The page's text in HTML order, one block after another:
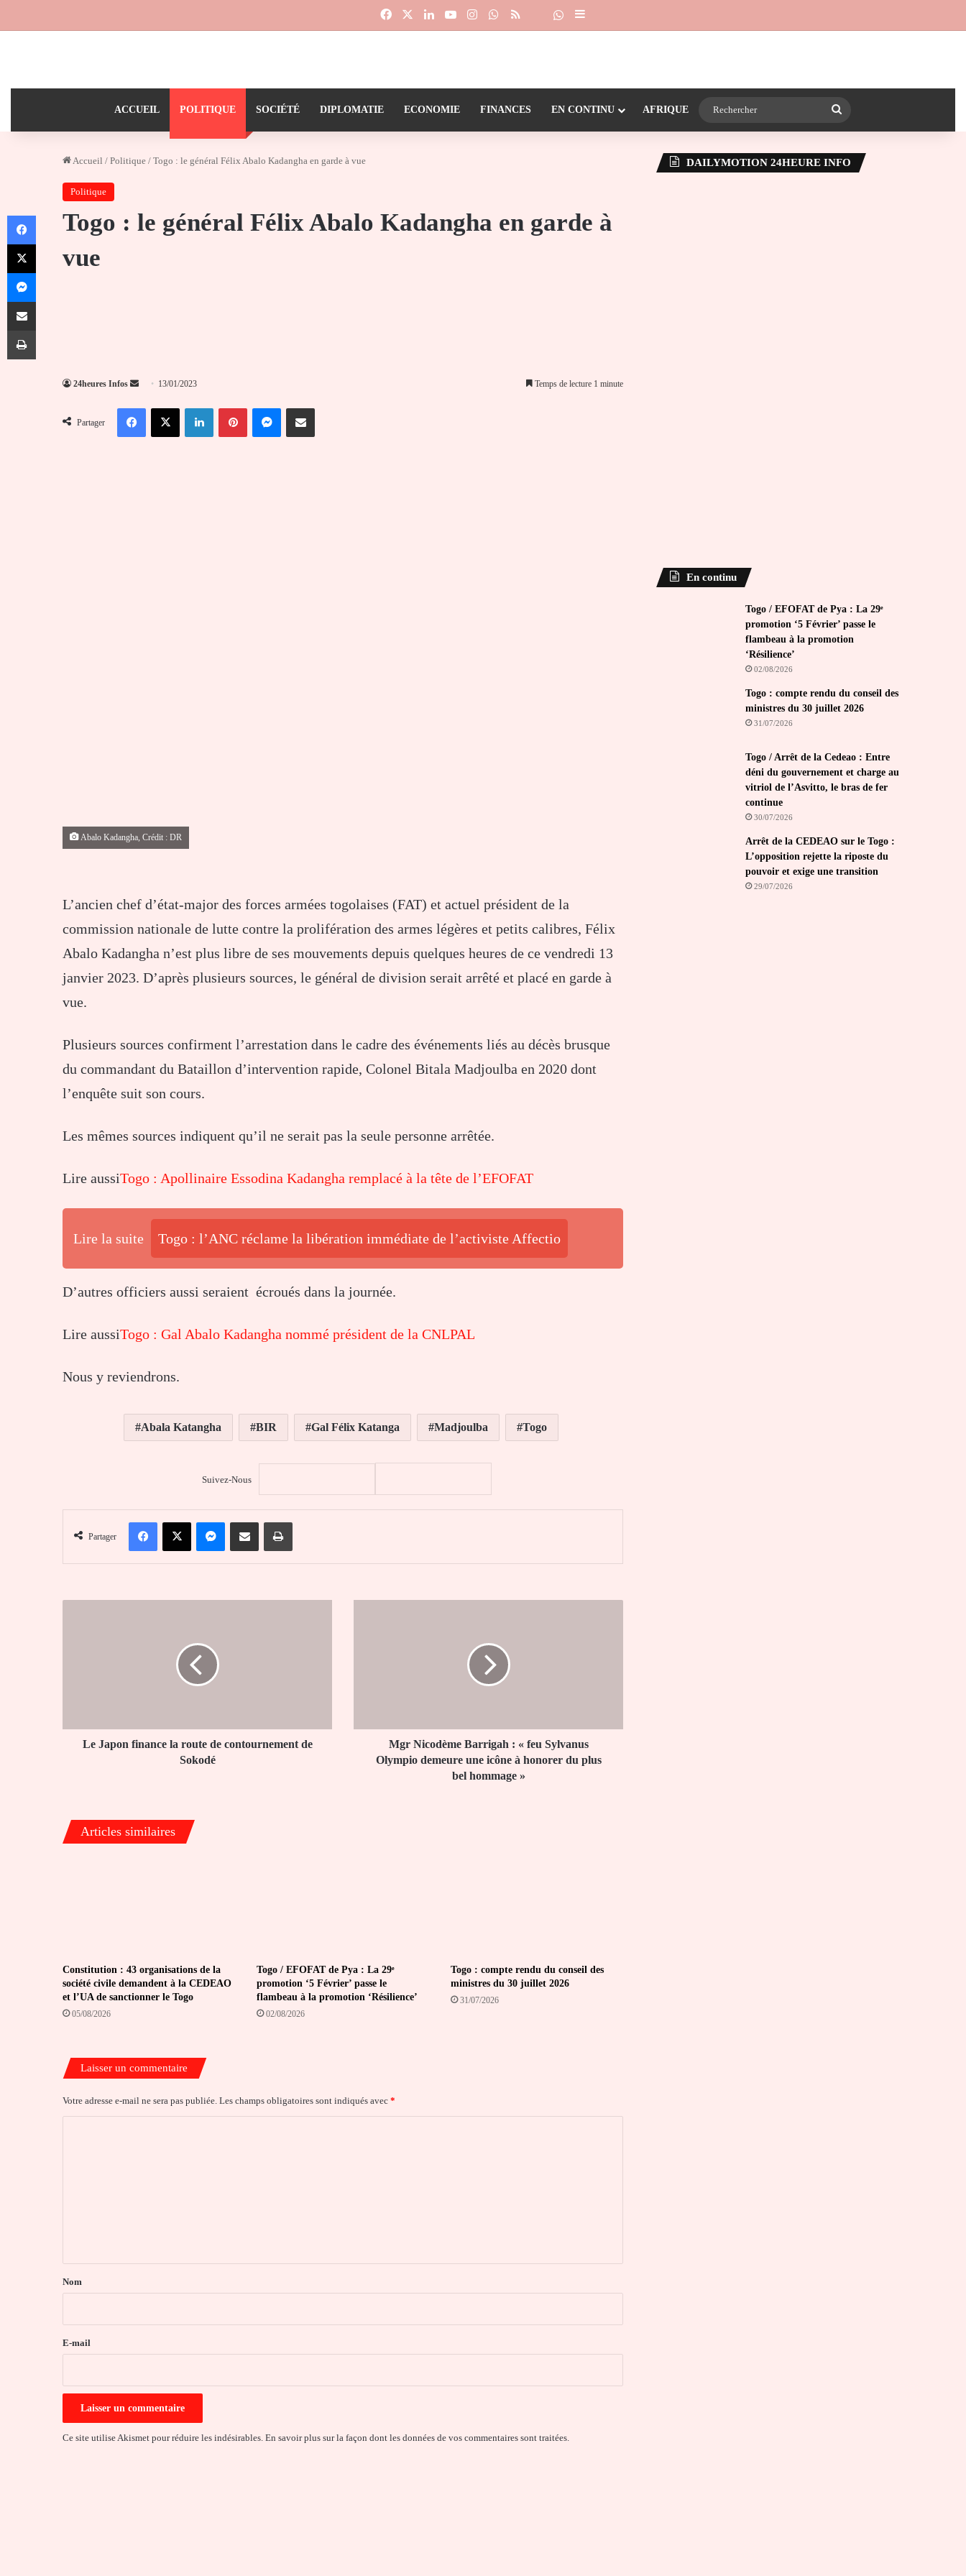
FacebookLinkedinYouTubeInstagramWhatsApp
RSS Dailymotion
Suivre la chaîne 24heureinfo sur WhatsApp
Sidebar (barre latérale)
ACCUEIL POLITIQUE SOCIÉTÉ DIPLOMATIE ECONOMIE FINANCES EN CONTINU AFRIQUE
Accueil / Politique / Togo : le général Félix Abalo Kadangha en garde à vue
Politique
Togo : le général Félix Abalo Kadangha en garde à
vue
24heures Infos
Envoyer
courriel
13/01/2023 Temps de lecture 1 minute
Partager
FacebookX LinkedinPinterestMessengerPartager par email
Abalo Kadangha, Crédit : DR
L’ancien chef d’état-major des forces armées togolaises (FAT) et actuel président de la
commission nationale de lutte contre la prolifération des armes légères et petits calibres, Félix
Abalo Kadangha n’est plus libre de ses mouvements depuis quelques heures de ce vendredi 13
janvier 2023. D’après plusieurs sources, le général de division serait arrêté et placé en garde à
vue.
Plusieurs sources confirment l’arrestation dans le cadre des événements liés au décès brusque
du commandant du Bataillon d’intervention rapide, Colonel Bitala Madjoulba en 2020 dont
l’enquête suit son cours.
Les mêmes sources indiquent qu’il ne serait pas la seule personne arrêtée.
Lire aussiTogo : Apollinaire Essodina Kadangha remplacé à la tête de l’EFOFAT
Lire la suite Togo : l’ANC réclame la libération immédiate de l’activiste Affectio
D’autres officiers aussi seraient écroués dans la journée.
Lire aussiTogo : Gal Abalo Kadangha nommé président de la CNLPAL
Nous y reviendrons.
Abala Katangha BIR Gal Félix Katanga Madjoulba Togo
Suivez-Nous
Partager
FacebookX MessengerPartager par email Imprimer
Sokodé
Le Japon finance la route de contournement de
Sokodé
icône
honorer
Mgr Nicodème Barrigah : « feu Sylvanus
Olympio demeure une icône à honorer du plus
bel hommage »
Articles similaires
Constitution : 43 organisations de la
société civile demandent à la CEDEAO
et l’UA de sanctionner le Togo
05/08/2026
Togo / EFOFAT de Pya : La 29ᵉ
promotion ‘5 Février’ passe le
flambeau à la promotion ‘Résilience’
02/08/2026
Togo : compte rendu du conseil des
ministres du 30 juillet 2026
31/07/2026
Laisser un commentaire
Votre adresse e-mail ne sera pas publiée. Les champs obligatoires sont indiqués avec *
a
e
Nom
E-mail
Ce site utilise Akismet pour réduire les indésirables. En savoir plus sur la façon dont les données de vos commentaires sont traitées
DAILYMOTION 24HEURE INFO
En continu
Togo / EFOFAT de Pya : La 29ᵉ
promotion ‘5 Février’ passe le
flambeau à la promotion
‘Résilience’
02/08/2026
Togo : compte rendu du conseil des
ministres du 30 juillet 2026
31/07/2026
Togo / Arrêt de la Cedeao : Entre
déni du gouvernement et charge au
vitriol de l’Asvitto, le bras de fer
continue
30/07/2026
Arrêt de la CEDEAO sur le Togo :
L’opposition rejette la riposte du
pouvoir et exige une transition
29/07/2026
Facebook
X
Messenger
Partager par email